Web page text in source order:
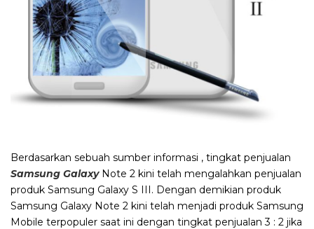
Berdasarkan sebuah sumber informasi , tingkat penjualan
Samsung GalaxyNote 2 kini telah mengalahkan penjualan
produk Samsung Galaxy S III. Dengan demikian produk
Samsung Galaxy Note 2 kini telah menjadi produk Samsung
Mobile terpopuler saat ini dengan tingkat penjualan 3 : 2 jika